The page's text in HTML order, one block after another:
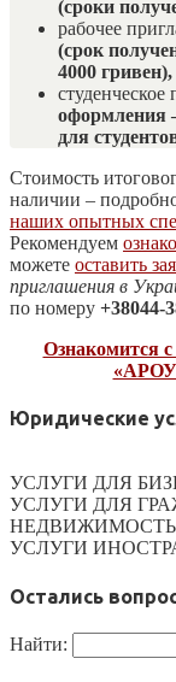
(сроки
рабочее
(срок
4000 гривен),
оформления
для
Стоимость
наличии –
наших опытных
Рекомендуем
можете оставить
приглашения в
по номеру +38044-
Ознакомится
Юридические
УСЛУГИ ДЛЯ
УСЛУГИ ДЛЯ
НЕДВИЖИМОСТЬ
УСЛУГИ
Остались
Найти: